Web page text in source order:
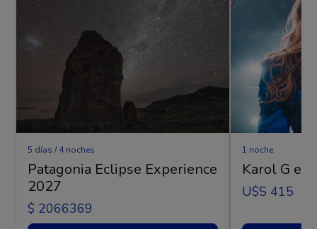
5 días / 4 noches
Patagonia Eclipse Experience
2027
$ 2066369
1 noche
Karol G
U$s 415